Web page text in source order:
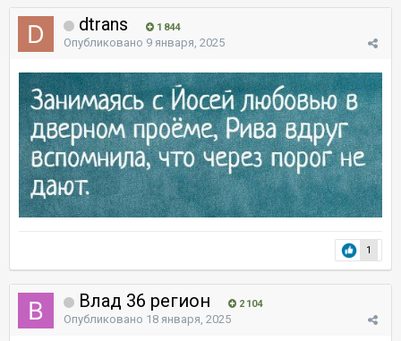
dtrans 1 844
Опубликовано 9 января, 2025
1
Влад 36 регион 2 104
Опубликовано 18 января, 2025